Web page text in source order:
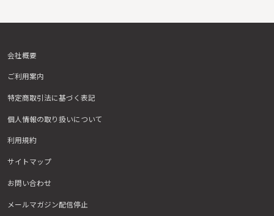
会社概要
ご利用案内
特定商取引法に基づく表記
個人情報の取り扱いについて
利用規約
サイトマップ
お問い合わせ
メールマガジン配信停止